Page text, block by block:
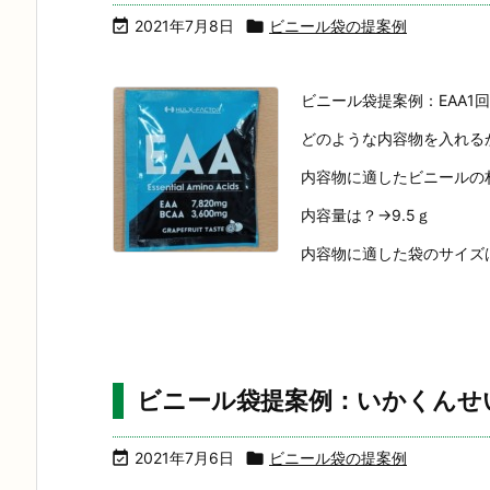
 2021年7月8日  ビニール袋の提案例
ビニール袋提案例：EAA1
どのような内容物を入れ
内容物に適したビニール
内容量は？→9.5ｇ
内容物に適した袋のサイ
ビニール袋提案例：いかくん
 2021年7月6日  ビニール袋の提案例